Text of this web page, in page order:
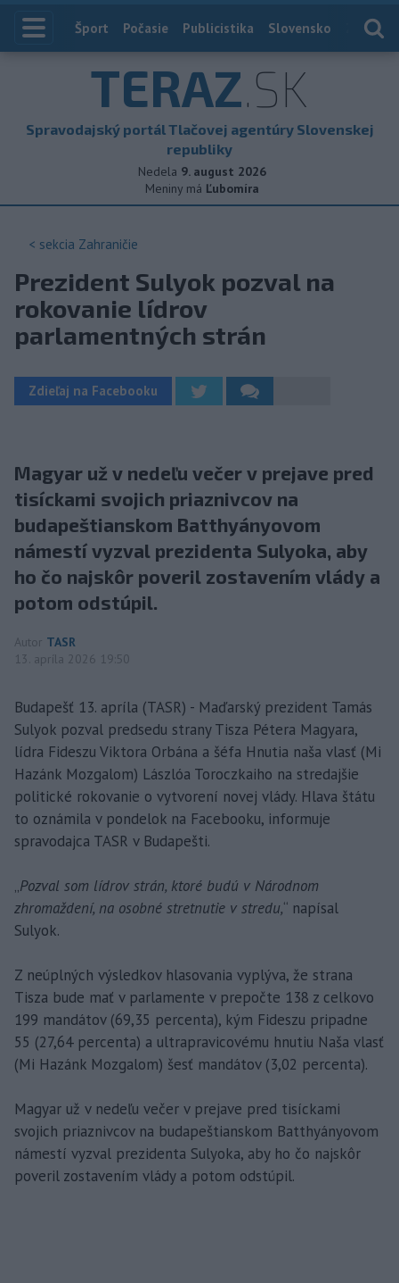
Index
Šport Počasie Publicistika Slovensko
TERAZ.SK
Spravodajský portál Tlačovej agentúry Slovenskej
republiky
Nedela 9. august 2026
Meniny má Ľubomíra
< sekcia Zahraničie
Prezident Sulyok pozval na
rokovanie lídrov
parlamentných strán
Zdieľaj na Facebooku
Magyar už v nedeľu večer v prejave pred
tisíckami svojich priaznivcov na
budapeštianskom Batthyányovom
námestí vyzval prezidenta Sulyoka, aby
ho čo najskôr poveril zostavením vlády a
potom odstúpil.
Autor TASR
13. apríla 2026 19:50
Budapešť 13. apríla (TASR) - Maďarský prezident Tamás
Sulyok pozval predsedu strany Tisza Pétera Magyara,
lídra Fideszu Viktora Orbána a šéfa Hnutia naša vlasť (Mi
Hazánk Mozgalom) Lászlóa Toroczkaiho na stredajšie
politické rokovanie o vytvorení novej vlády. Hlava štátu
to oznámila v pondelok na Facebooku, informuje
spravodajca TASR v Budapešti.
„Pozval som lídrov strán, ktoré budú v Národnom
zhromaždení, na osobné stretnutie v stredu,“ napísal
Sulyok.
Z neúplných výsledkov hlasovania vyplýva, že strana
Tisza bude mať v parlamente v prepočte 138 z celkovo
199 mandátov (69,35 percenta), kým Fideszu pripadne
55 (27,64 percenta) a ultrapravicovému hnutiu Naša vlasť
(Mi Hazánk Mozgalom) šesť mandátov (3,02 percenta).
Magyar už v nedeľu večer v prejave pred tisíckami
svojich priaznivcov na budapeštianskom Batthyányovom
námestí vyzval prezidenta Sulyoka, aby ho čo najskôr
poveril zostavením vlády a potom odstúpil.